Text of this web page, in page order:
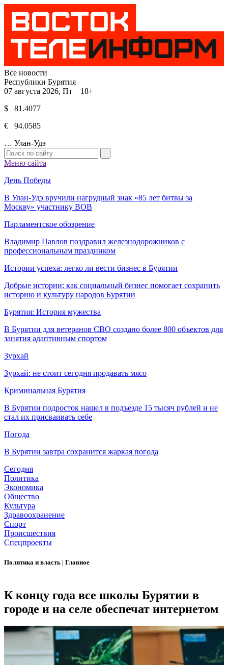
Все новости
Республики Бурятия
07 августа 2026, Пт 18+
$ 81.4077
€ 94.0585
… Улан-Удэ
Меню сайта
День Победы
В Улан-Удэ вручили нагрудный знак «85 лет битвы за
Москву» участнику ВОВ
Парламентское обозрение
Владимир Павлов поздравил железнодорожников с
профессиональным праздником
Истории успеха: легко ли вести бизнес в Бурятии
Добрые истории: как социальный бизнес помогает сохранить
историю и культуру народов Бурятии
Бурятия: История мужества
В Бурятии для ветеранов СВО создано более 800 объектов для
занятия адаптивным спортом
Зурхай
Зурхай: не стоит сегодня продавать мясо
Криминальная Бурятия
В Бурятии подросток нашел в подъезде 15 тысяч рублей и не
стал их присваивать себе
Погода
В Бурятии завтра сохранится жаркая погода
Сегодня
Политика
Экономика
Общество
Культура
Здравоохранение
Спорт
Происшествия
Спецпроекты
Политика и власть | Главное
К концу года все школы Бурятии в
городе и на селе обеспечат интернетом